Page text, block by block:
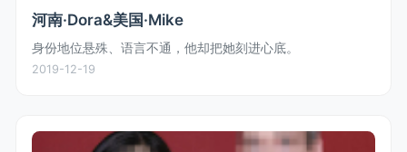
河南·Dora&美国·Mike
身份地位悬殊、语言不通，他却把她刻进心底。
2019-12-19